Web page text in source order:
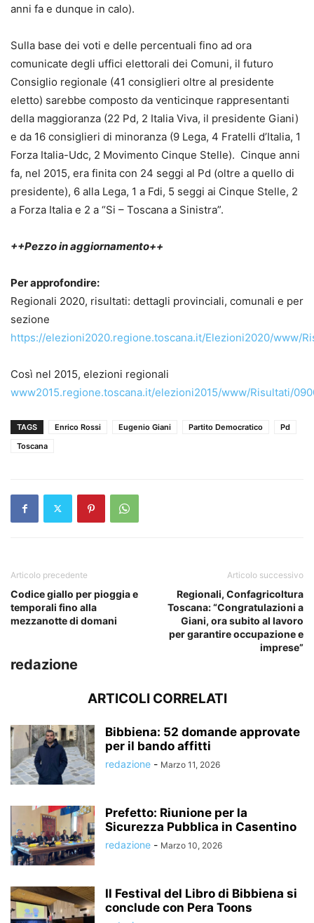
anni fa e dunque in calo).
Sulla base dei voti e delle percentuali fino ad ora
comunicate degli uffici elettorali dei Comuni, il futuro
Consiglio regionale (41 consiglieri oltre al presidente
eletto) sarebbe composto da venticinque rappresentanti
della maggioranza (22 Pd, 2 Italia Viva, il presidente Giani)
e da 16 consiglieri di minoranza (9 Lega, 4 Fratelli d’Italia, 1
Forza Italia-Udc, 2 Movimento Cinque Stelle). Cinque anni
fa, nel 2015, era finita con 24 seggi al Pd (oltre a quello di
presidente), 6 alla Lega, 1 a Fdi, 5 seggi ai Cinque Stelle, 2
a Forza Italia e 2 a “Si – Toscana a Sinistra”.
++Pezzo in aggiornamento++
Per approfondire:
Regionali 2020, risultati: dettagli provinciali, comunali e per
sezione
https://elezioni2020.regione.toscana.it/Elezioni2020/www/
Così nel 2015, elezioni regionali
www2015.regione.toscana.it/elezioni2015/www/Risultati/
TAGS Enrico Rossi Eugenio Giani Partito Democratico
Pd
Toscana
Articolo precedente
Codice giallo per pioggia e
temporali fino alla
mezzanotte di domani
Articolo successivo
Regionali, Confagricoltura
Toscana: “Congratulazioni a
Giani, ora subito al lavoro
per garantire occupazione e
imprese”
redazione
ARTICOLI CORRELATI
Bibbiena: 52 domande approvate
per il bando affitti
redazione - Marzo 11, 2026
Prefetto: Riunione per la
Sicurezza Pubblica in Casentino
redazione - Marzo 10, 2026
Il Festival del Libro di Bibbiena si
conclude con Pera Toons